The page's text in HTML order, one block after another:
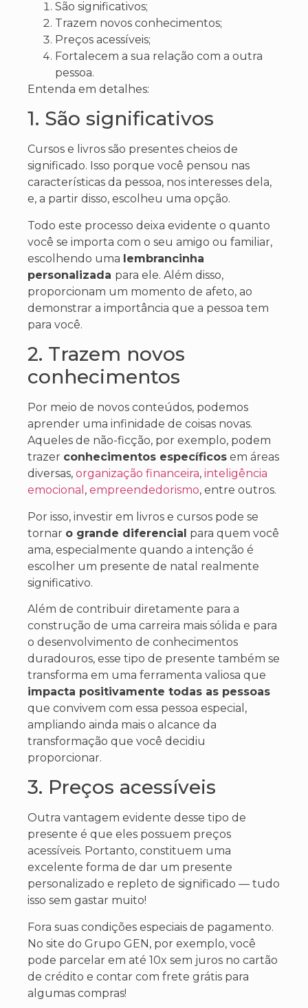
São significativos;
Trazem novos conhecimentos;
Preços acessíveis;
Fortalecem a sua relação com a outra
pessoa.
Entenda em detalhes:
1. São significativos
Cursos e livros são presentes cheios de
significado. Isso porque você pensou nas
características da pessoa, nos interesses dela,
e, a partir disso, escolheu uma opção.
Todo este processo deixa evidente o quanto
você se importa com o seu amigo ou familiar,
escolhendo uma lembrancinha
personalizada para ele. Além disso,
proporcionam um momento de afeto, ao
demonstrar a importância que a pessoa tem
para você.
2. Trazem novos
conhecimentos
Por meio de novos conteúdos, podemos
aprender uma infinidade de coisas novas.
Aqueles de não-ficção, por exemplo, podem
trazer conhecimentos específicos em áreas
diversas, organização financeira, inteligência
emocional , empreendedorismo, entre outros.
Por isso, investir em livros e cursos pode se
tornar o grande diferencial para quem você
ama, especialmente quando a intenção é
escolher um presente de natal realmente
significativo.
Além de contribuir diretamente para a
construção de uma carreira mais sólida e para
o desenvolvimento de conhecimentos
duradouros, esse tipo de presente também se
transforma em uma ferramenta valiosa que
impacta positivamente todas as pessoas
que convivem com essa pessoa especial,
ampliando ainda mais o alcance da
transformação que você decidiu
proporcionar.
3. Preços acessíveis
Outra vantagem evidente desse tipo de
presente é que eles possuem preços
acessíveis. Portanto, constituem uma
excelente forma de dar um presente
personalizado e repleto de significado — tudo
isso sem gastar muito!
Fora suas condições especiais de pagamento.
No site do Grupo GEN, por exemplo, você
pode parcelar em até 10x sem juros no cartão
de crédito e contar com frete grátis para
algumas compras!